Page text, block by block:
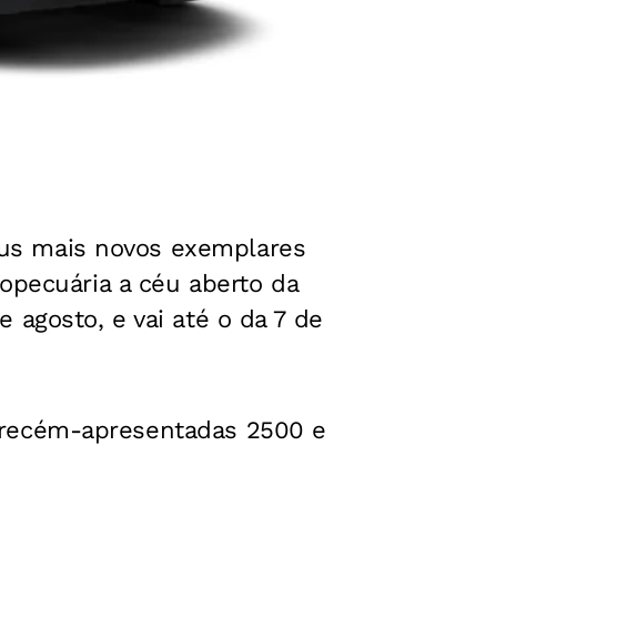
mais novos exemplares
a céu aberto da
agosto, e vai até o da 7 de
recém-apresentadas 2500 e